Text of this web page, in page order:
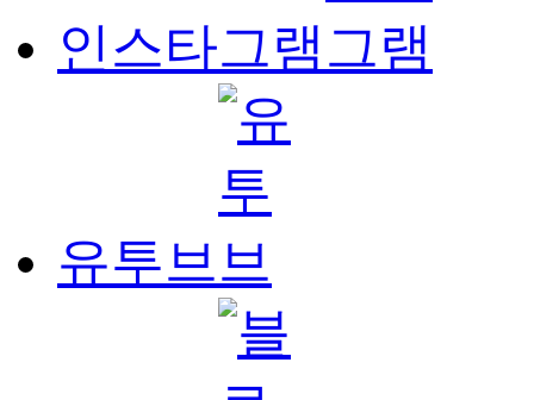
인스타그램
유투브